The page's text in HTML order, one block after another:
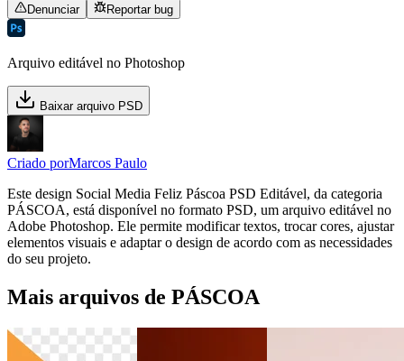
Denunciar
Reportar bug
Arquivo editável no Photoshop
Baixar arquivo PSD
Criado porMarcos Paulo
Este design Social Media Feliz Páscoa PSD Editável, da categoria
PÁSCOA, está disponível no formato PSD, um arquivo editável no
Adobe Photoshop. Ele permite modificar textos, trocar cores, ajustar
elementos visuais e adaptar o design de acordo com as necessidades
do seu projeto.
Mais arquivos de PÁSCOA